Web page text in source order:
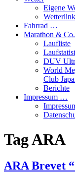
Eigene
Fahrrad …
Marathon & Co.
Laufliste
DUV
World
Club
Berichte
Impressum …
TagARA
ARA Brevet